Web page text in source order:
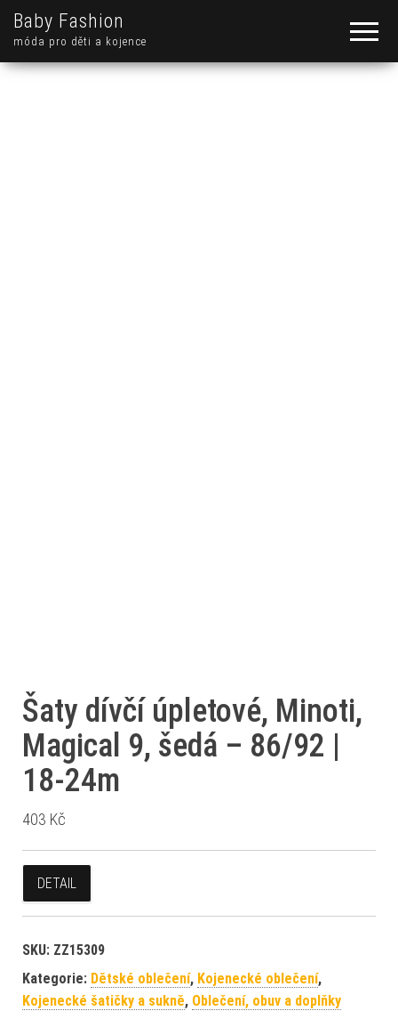
Baby Fashion
móda pro děti a kojence
Šaty dívčí úpletové, Minoti,
Magical 9, šedá – 86/92 |
18-24m
403 Kč
DETAIL
SKU: ZZ15309
Kategorie: Dětské oblečení, Kojenecké oblečení,
Kojenecké šatičky a sukně, Oblečení, obuv a doplňky